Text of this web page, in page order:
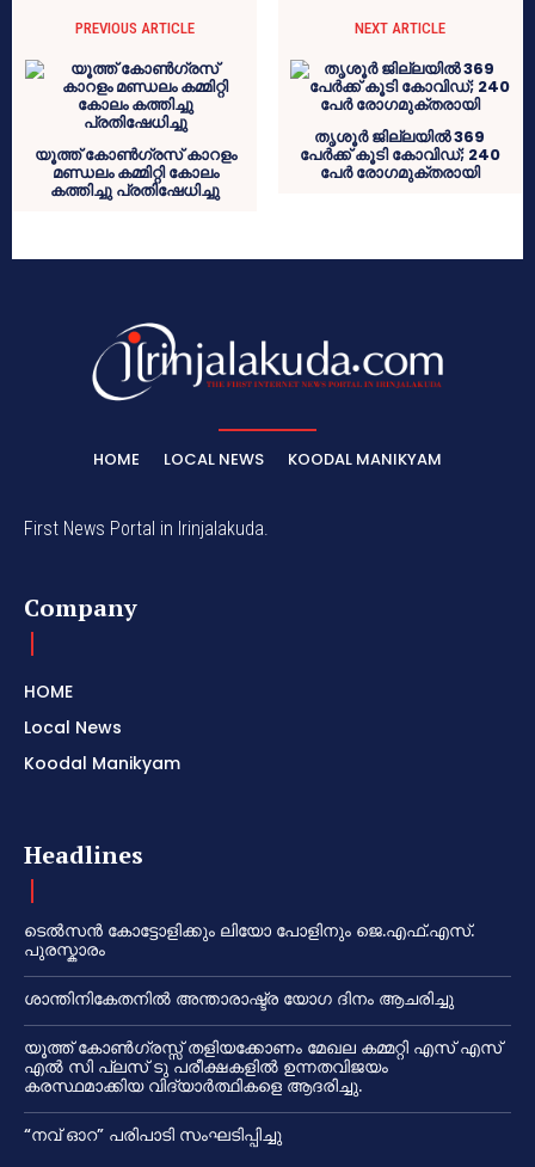
PREVIOUS ARTICLE
യൂത്ത് കോൺഗ്രസ് കാറളം
മണ്ഡലം കമ്മിറ്റി കോലം
കത്തിച്ചു പ്രതിഷേധിച്ചു
NEXT ARTICLE
തൃശൂർ ജില്ലയിൽ 369
പേർക്ക് കൂടി കോവിഡ്; 240
പേർ രോഗമുക്തരായി
HOME LOCAL NEWS KOODAL MANIKYAM
First News Portal in Irinjalakuda.
Company
HOME
Local News
Koodal Manikyam
Headlines
ടെൽസൻ കോട്ടോളിക്കും ലിയോ പോളിനും ജെ.എഫ്.എസ്.
പുരസ്കാരം
ശാന്തിനികേതനിൽ അന്താരാഷ്ട്ര യോഗ ദിനം ആചരിച്ചു
യൂത്ത് കോൺഗ്രസ്സ് തളിയക്കോണം മേഖല കമ്മറ്റി എസ് എസ്
എൽ സി പ്ലസ് ടു പരീക്ഷകളിൽ ഉന്നതവിജയം
കരസ്ഥമാക്കിയ വിദ്യാർത്ഥികളെ ആദരിച്ചു.
“നവ് ഓറ” പരിപാടി സംഘടിപ്പിച്ചു